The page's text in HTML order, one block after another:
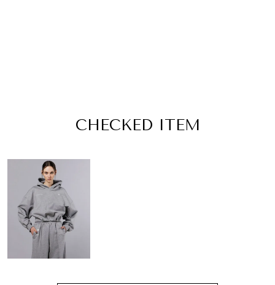
CHECKED ITEM